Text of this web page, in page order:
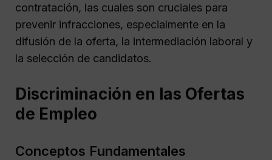
contratación, las cuales son cruciales para
prevenir infracciones, especialmente en la
difusión de la oferta, la intermediación laboral y
la selección de candidatos.
Discriminación en las Ofertas
de Empleo
Conceptos Fundamentales